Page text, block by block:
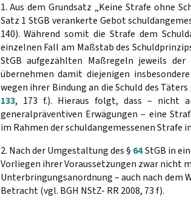
1. Aus dem Grundsatz „Keine Strafe ohne
Satz 1 StGB verankerte Gebot
140). Während somit die Strafe dem
einzelnen Fall am Maßstab des
StGB aufgezählten Maßregeln jeweils der
übernehmen damit diejenigen
wegen ihrer Bindung an die Schuld des
133, 173 f.). Hieraus folgt, dass – nicht
generalpräventiven Erwägungen – eine
im Rahmen der schuldangemessenen Strafe
2. Nach der Umgestaltung des § 64StGB in
Vorliegen ihrer Voraussetzungen zwar nicht
Unterbringungsanordnung – auch nach dem
Betracht (vgl. BGH NStZ- RR 2008, 73 f).